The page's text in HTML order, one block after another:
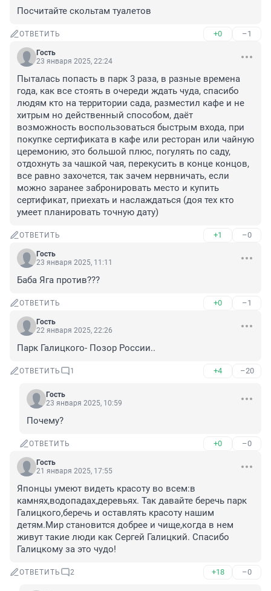
Посчитайте скольтам туалетов
ОТВЕТИТЬ +0 –1
Гость
23 января 2025, 22:24
Пыталась попасть в парк 3 раза, в разные времена
года, как все стоять в очереди ждать чуда, спасибо
людям кто на территории сада, разместил кафе и не
хитрым но действенный способом, даёт
возможность воспользоваться быстрым входа, при
покупке сертификата в кафе или ресторан или чайную
церемонию, это большой плюс, погулять по саду,
отдохнуть за чашкой чая, перекусить в конце концов,
все равно захочется, так зачем нервничать, если
можно заранее забронировать место и купить
сертификат, приехать и наслаждаться (доя тех кто
умеет планировать точную дату)
ОТВЕТИТЬ +1 –0
Гость
23 января 2025, 11:11
Баба Яга против???
ОТВЕТИТЬ +0 –1
Гость
22 января 2025, 22:26
Парк Галицкого- Позор России..
ОТВЕТИТЬ 1 +4 –20
Гость
23 января 2025, 10:59
Почему?
ОТВЕТИТЬ +0 –0
Гость
21 января 2025, 17:55
Японцы умеют видеть красоту во всем:в
камнях,водопадах,деревьях. Так давайте беречь парк
Галицкого,беречь и оставлять красоту нашим
детям.Мир становится добрее и чище,когда в нем
живут такие люди как Сергей Галицкий. Спасибо
Галицкому за это чудо!
ОТВЕТИТЬ 2 +18 –0